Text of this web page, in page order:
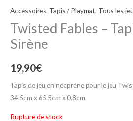
Accessoires, Tapis / Playmat, Tous les
Twisted Fables –
Sirène
19,90€
Tapis de jeu en néoprène pour le jeu
34.5cm x 65.5cm x 0.8cm.
Rupture de stock